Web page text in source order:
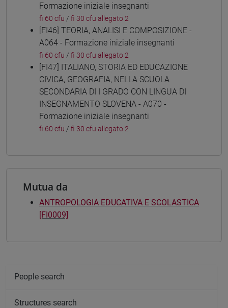
Formazione iniziale insegnanti
fi 60 cfu / fi 30 cfu allegato 2
[FI46] TEORIA, ANALISI E COMPOSIZIONE -
A064 - Formazione iniziale insegnanti
fi 60 cfu / fi 30 cfu allegato 2
[FI47] ITALIANO, STORIA ED EDUCAZIONE
CIVICA, GEOGRAFIA, NELLA SCUOLA
SECONDARIA DI I GRADO CON LINGUA DI
INSEGNAMENTO SLOVENA - A070 -
Formazione iniziale insegnanti
fi 60 cfu / fi 30 cfu allegato 2
Mutua da
ANTROPOLOGIA EDUCATIVA E SCOLASTICA
[FI0009]
People search
Structures search